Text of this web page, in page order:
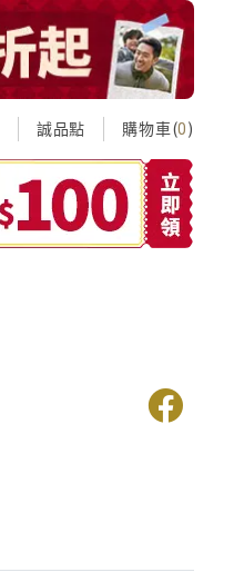
誠品點 購物車(0)